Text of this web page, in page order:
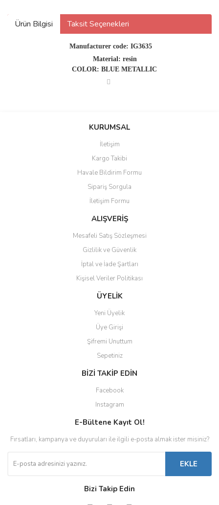
Ürün Bilgisi Taksit Seçenekleri
Manufacturer code: IG3635
Material: resin
COLOR: BLUE METALLIC
KURUMSAL
İletişim
Kargo Takibi
Havale Bildirim Formu
Sipariş Sorgula
İletişim Formu
ALIŞVERİŞ
Mesafeli Satış Sözleşmesi
Gizlilik ve Güvenlik
İptal ve İade Şartları
Kişisel Veriler Politikası
ÜYELİK
Yeni Üyelik
Üye Girişi
Şifremi Unuttum
Sepetiniz
BİZİ TAKİP EDİN
Facebook
Instagram
E-Bültene Kayıt Ol!
Fırsatları, kampanya ve duyuruları ile ilgili e-posta almak ister misiniz?
EKLE
Bizi Takip Edin